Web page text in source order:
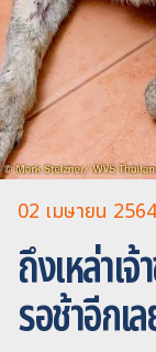
02 เมษายน 2564
ถึงเหล่าเ
รอช้าอีกเ